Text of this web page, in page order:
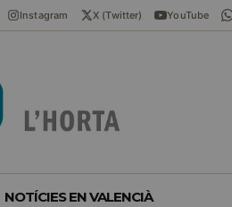
Instagram X (Twitter) YouTube
NOTÍCIES EN VALENCIÀ